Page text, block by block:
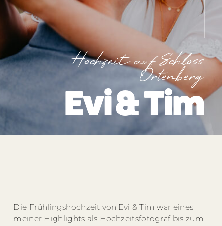
Über mich
Info
Kontakt
Hochzeit auf Schloss
Ortenberg
Evi & Tim
Die Frühlingshochzeit von Evi & Tim war eines
meiner Highlights als Hochzeitsfotograf bis zum